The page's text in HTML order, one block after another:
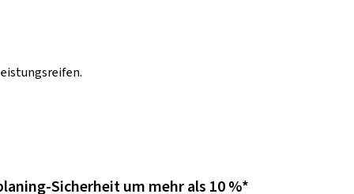
Sicherheit um mehr als 10 %*